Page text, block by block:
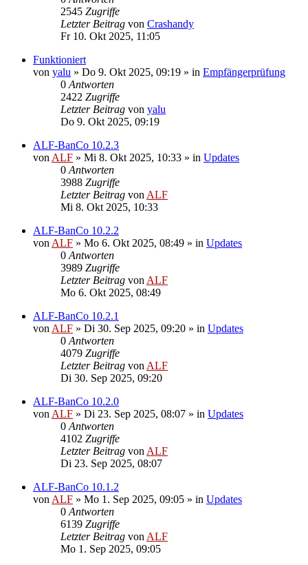
2545 Zugriffe
Letzter Beitrag von Crashandy
Fr 10. Okt 2025, 11:05
Funktioniert
von yalu » Do 9. Okt 2025, 09:19 » in Empfängerprüfung
0 Antworten
2422 Zugriffe
Letzter Beitrag von yalu
Do 9. Okt 2025, 09:19
ALF-BanCo 10.2.3
von ALF » Mi 8. Okt 2025, 10:33 » in Updates
0 Antworten
3988 Zugriffe
Letzter Beitrag von ALF
Mi 8. Okt 2025, 10:33
ALF-BanCo 10.2.2
von ALF » Mo 6. Okt 2025, 08:49 » in Updates
0 Antworten
3989 Zugriffe
Letzter Beitrag von ALF
Mo 6. Okt 2025, 08:49
ALF-BanCo 10.2.1
von ALF » Di 30. Sep 2025, 09:20 » in Updates
0 Antworten
4079 Zugriffe
Letzter Beitrag von ALF
Di 30. Sep 2025, 09:20
ALF-BanCo 10.2.0
von ALF » Di 23. Sep 2025, 08:07 » in Updates
0 Antworten
4102 Zugriffe
Letzter Beitrag von ALF
Di 23. Sep 2025, 08:07
ALF-BanCo 10.1.2
von ALF » Mo 1. Sep 2025, 09:05 » in Updates
0 Antworten
6139 Zugriffe
Letzter Beitrag von ALF
Mo 1. Sep 2025, 09:05